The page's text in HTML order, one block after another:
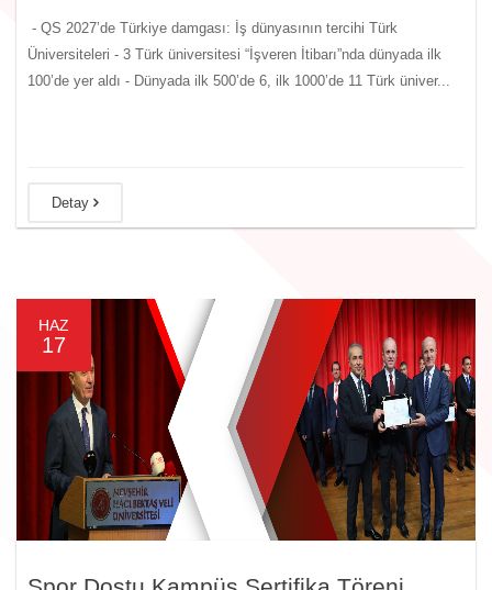
- QS 2027’de Türkiye damgası: İş dünyasının tercihi Türk
Üniversiteleri - 3 Türk üniversitesi “İşveren İtibarı”nda dünyada ilk
100’de yer aldı - Dünyada ilk 500’de 6, ilk 1000’de 11 Türk üniver...
Detay
HAZ
17